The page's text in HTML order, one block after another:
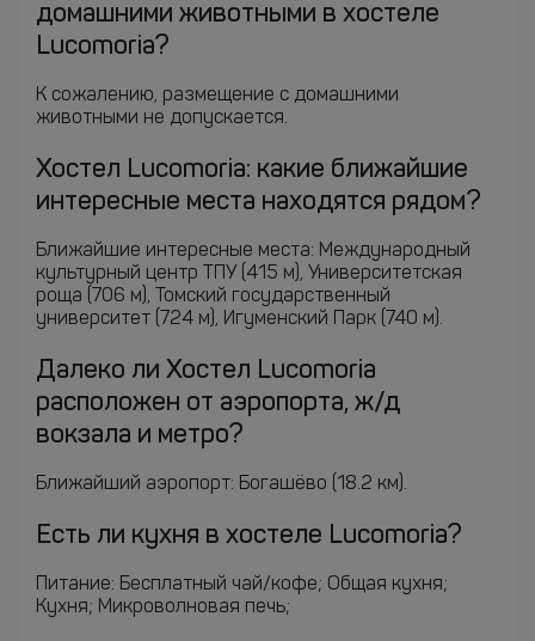
домашними животными в хостеле
Lucomoria?
К сожалению, размещение с домашними
животными не допускается.
Хостел Lucomoria: какие ближайшие
интересные места находятся рядом?
Ближайшие интересные места: Международный
культурный центр ТПУ (415 м), Университетская
роща (706 м), Томский государственный
университет (724 м), Игуменский Парк (740 м).
Далеко ли Хостел Lucomoria
расположен от аэропорта, ж/д
вокзала и метро?
Ближайший аэропорт: Богашёво (18.2 км).
Есть ли кухня в хостеле Lucomoria?
Питание: Бесплатный чай/кофе; Общая кухня;
Кухня; Микроволновая печь;